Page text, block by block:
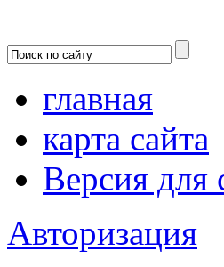
главная
карта сайта
Версия для
Авторизация